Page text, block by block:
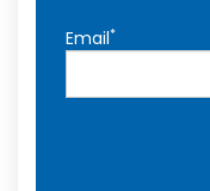
Email*